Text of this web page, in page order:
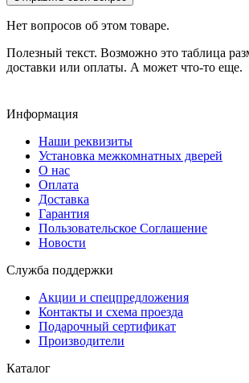
Нет вопросов об этом товаре.
Полезный текст. Возможно это таблица
доставки или оплаты. А может что-то еще.
Информация
Наши реквизиты
Установка межкомнатных дверей
О нас
Оплата
Доставка
Гарантия
Пользовательское Соглашение
Новости
Служба поддержки
Акции и спецпредложения
Контакты и схема проезда
Подарочный сертификат
Производители
Каталог